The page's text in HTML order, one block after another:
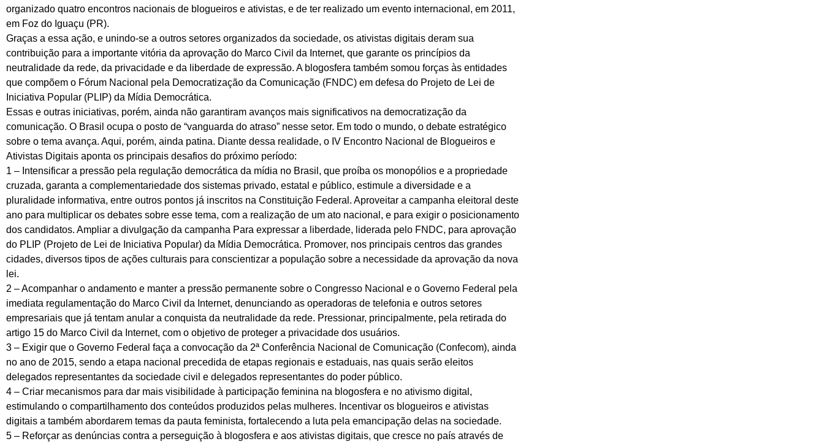
organizado quatro encontros nacionais de blogueiros e ativistas, e de ter realizado um evento internacional, em 2011,
em Foz do Iguaçu (PR).
Graças a essa ação, e unindo-se a outros setores organizados da sociedade, os ativistas digitais deram sua
contribuição para a importante vitória da aprovação do Marco Civil da Internet, que garante os princípios da
neutralidade da rede, da privacidade e da liberdade de expressão. A blogosfera também somou forças às entidades
que compõem o Fórum Nacional pela Democratização da Comunicação (FNDC) em defesa do Projeto de Lei de
Iniciativa Popular (PLIP) da Mídia Democrática.
Essas e outras iniciativas, porém, ainda não garantiram avanços mais significativos na democratização da
comunicação. O Brasil ocupa o posto de “vanguarda do atraso” nesse setor. Em todo o mundo, o debate estratégico
sobre o tema avança. Aqui, porém, ainda patina. Diante dessa realidade, o IV Encontro Nacional de Blogueiros e
Ativistas Digitais aponta os principais desafios do próximo período:
1 – Intensificar a pressão pela regulação democrática da mídia no Brasil, que proíba os monopólios e a propriedade
cruzada, garanta a complementariedade dos sistemas privado, estatal e público, estimule a diversidade e a
pluralidade informativa, entre outros pontos já inscritos na Constituição Federal. Aproveitar a campanha eleitoral deste
ano para multiplicar os debates sobre esse tema, com a realização de um ato nacional, e para exigir o posicionamento
dos candidatos. Ampliar a divulgação da campanha Para expressar a liberdade, liderada pelo FNDC, para aprovação
do PLIP (Projeto de Lei de Iniciativa Popular) da Mídia Democrática. Promover, nos principais centros das grandes
cidades, diversos tipos de ações culturais para conscientizar a população sobre a necessidade da aprovação da nova
lei.
2 – Acompanhar o andamento e manter a pressão permanente sobre o Congresso Nacional e o Governo Federal pela
imediata regulamentação do Marco Civil da Internet, denunciando as operadoras de telefonia e outros setores
empresariais que já tentam anular a conquista da neutralidade da rede. Pressionar, principalmente, pela retirada do
artigo 15 do Marco Civil da Internet, com o objetivo de proteger a privacidade dos usuários.
3 – Exigir que o Governo Federal faça a convocação da 2ª Conferência Nacional de Comunicação (Confecom), ainda
no ano de 2015, sendo a etapa nacional precedida de etapas regionais e estaduais, nas quais serão eleitos
delegados representantes da sociedade civil e delegados representantes do poder público.
4 – Criar mecanismos para dar mais visibilidade à participação feminina na blogosfera e no ativismo digital,
estimulando o compartilhamento dos conteúdos produzidos pelas mulheres. Incentivar os blogueiros e ativistas
digitais a também abordarem temas da pauta feminista, fortalecendo a luta pela emancipação delas na sociedade.
5 – Reforçar as denúncias contra a perseguição à blogosfera e aos ativistas digitais, que cresce no país através de